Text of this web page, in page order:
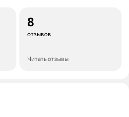
8
отзывов
Читать отзывы